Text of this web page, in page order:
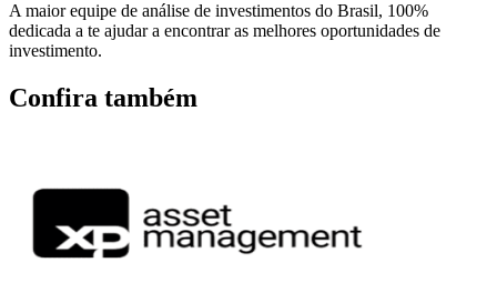
A maior equipe de análise de investimentos do Brasil, 100%
dedicada a te ajudar a encontrar as melhores oportunidades de
investimento.
Confira também